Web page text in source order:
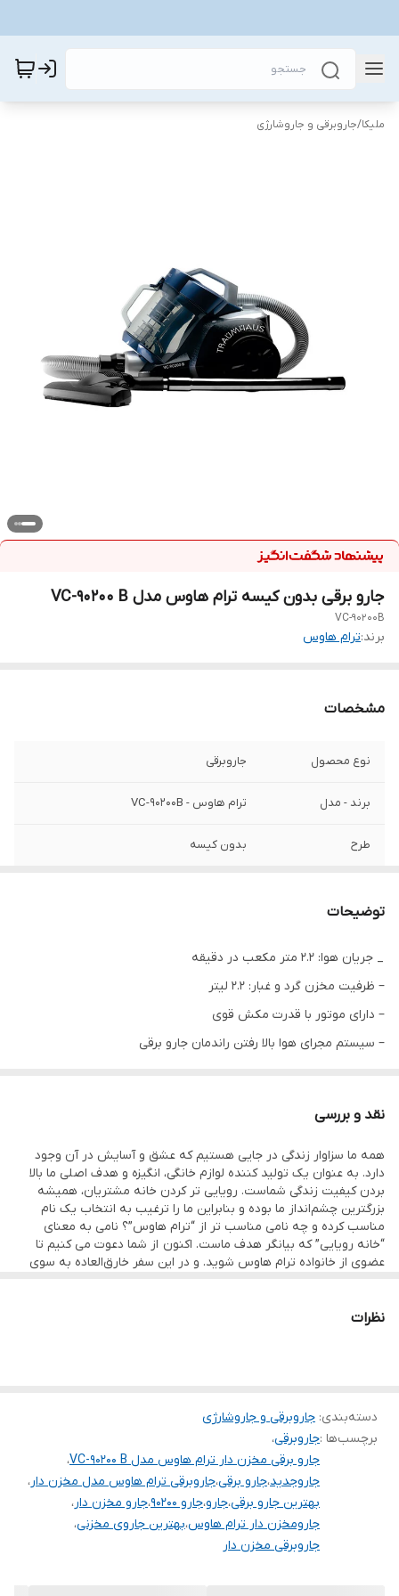
ملیکا/جاروبرقی و جاروشارژی
جارو برقی بدون کیسه ترام هاوس مدل VC-90200 B
VC-90200B
برند:ترام هاوس
مشخصات
نوع محصول جاروبرقی
برند - مدل ترام هاوس - VC-90200B
طرح بدون کیسه
دارای سیستم مجرای هوا بالا رفتن راندمان جارو برقی
و غبار با روش
فیلتر هپا
طول سیم ۵ متر
توضیحات
_ جریان هوا: 2.2 متر مکعب در دقیقه
– ظرفیت مخزن گرد و غبار: 2.2 لیتر
– دارای موتور با قدرت مکش قوی
– سیستم مجرای هوا بالا رفتن راندمان جارو برقی
راندمان جداسازی بالا، فیلتراسیون کارآمدتر
– فیلتر HEPA با کارایی بالا
– طول سیم: 5 متر
نقد و بررسی
همه ما سزاوار زندگی در جایی هستیم که عشق و آسایش در آن وجود
دارد. به عنوان یک تولید کننده لوازم خانگی، انگیزه و هدف اصلی ما بالا
بردن کیفیت زندگی شماست. رویایی‌ تر کردن خانه مشتریان، همیشه
بزرگترین چشم‌انداز ما بوده و بنابراین ما را ترغیب به انتخاب یک نام
مناسب کرده و چه نامی مناسب ‌تر از “ترام هاوس”؟ نامی به معنای
“خانه رویایی” که بیانگر هدف ماست. اکنون از شما دعوت می کنیم تا
عضوی از خانواده ترام هاوس شوید. و در این سفر خارق‌العاده به سوی
است. آیا برای در آغوش کشیدن رویایتان آماده اید تا آن را از آن خود
نظرات
دسته‌بندی: جاروبرقی و جاروشارژی
برچسب‌ها :جاروبرقی،
جارو برقی مخزن دار ترام هاوس مدل VC-90200 B
،
جاروجدید،جارو برقی،جاروبرقی ترام هاوس مدل مخزن دار،
بهترین جارو برقی،جارو،جارو ۹۰۲۰۰ ،جارو مخزن دار،
جارومخزن دار ترام هاوس،بهترین جاروی مخزنی،
جاروبرقی مخزن دار